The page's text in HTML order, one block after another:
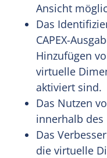
Ansicht
Das
CAPEX-
Hinzufügen
virtuelle
aktiviert sind.
Das Nutzen
innerhalb des
Das
die virtuelle